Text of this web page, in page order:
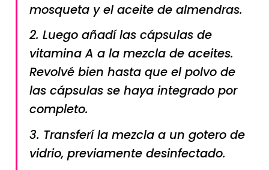
mosqueta y el aceite de almendras.
2. Luego añadí las cápsulas de
vitamina A a la mezcla de aceites.
Revolvé bien hasta que el polvo de
las cápsulas se haya integrado por
completo.
3. Transferí la mezcla a un gotero de
vidrio, previamente desinfectado.